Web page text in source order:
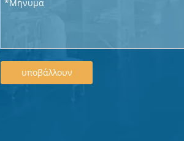
υποβάλλουν